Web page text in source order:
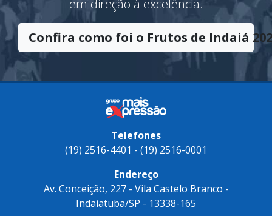
em direção à excelência.
Confira como foi o Frutos de Indaiá
Telefones
(19) 2516-4401 - (19) 2516-0001
Endereço
Av. Conceição, 227 - Vila Castelo Branco -
Indaiatuba/SP - 13338-165